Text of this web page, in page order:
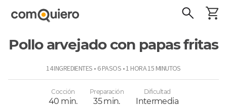
Pollo arvejado con papas fritas
14 INGREDIENTES • 6 PASOS • 1 HORA 15 MINUTOS
Cocción
40 min.
Preparación
35 min.
Dificultad
Intermedia